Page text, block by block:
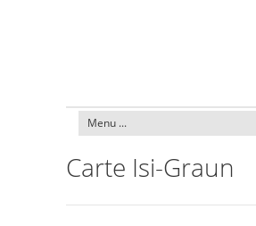
Carte Isi-Graun